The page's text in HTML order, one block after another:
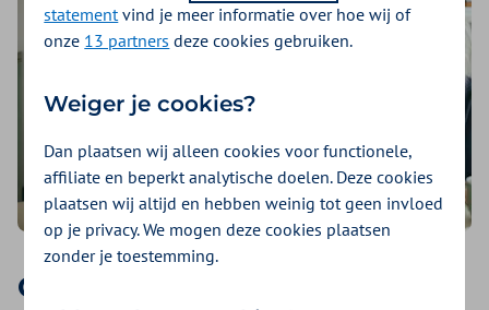
Opeens allergisch? Zo kun je
statementvind je meer informatie over hoe wij of
onze 13 partners deze cookies gebruiken.
Weiger je cookies?
Dan plaatsen wij alleen cookies voor functionele,
affiliate en beperkt analytische doelen. Deze cookies
plaatsen wij altijd en hebben weinig tot geen invloed
op je privacy. We mogen deze cookies plaatsen
zonder je toestemming.